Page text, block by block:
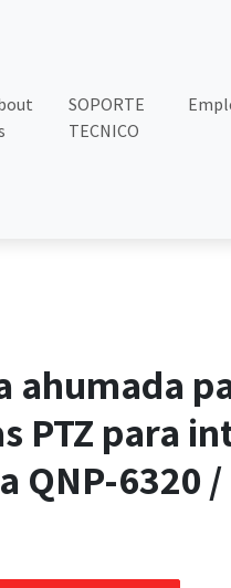
SOPORTE
TECNICO
ahumada
PTZ para
QNP-6320